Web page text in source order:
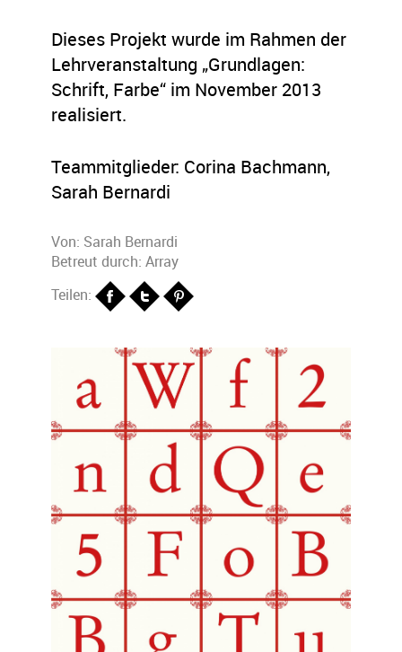
Dieses Projekt wurde im Rahmen der
Lehrveranstaltung „Grundlagen:
Schrift, Farbe“ im November 2013
realisiert.
Teammitglieder: Corina Bachmann,
Sarah Bernardi
Von: Sarah Bernardi
Betreut durch: Array
Teilen: